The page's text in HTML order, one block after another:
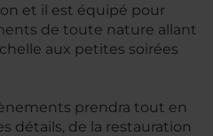
et il est équipé pour
de toute nature allant
aux petites soirées
prendra tout en
détails, de la restauration